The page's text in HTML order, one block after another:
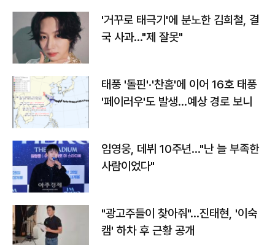
'거꾸로 태극기'에 분노한 김희철, 결
국 사과…"제 잘못"
태풍 '돌핀'·'찬홈'에 이어 16호 태풍
'페이러우'도 발생…예상 경로 보니
임영웅, 데뷔 10주년…"난 늘 부족한
사람이었다"
"광고주들이 찾아줘"…진태현, '이숙
캠' 하차 후 근황 공개